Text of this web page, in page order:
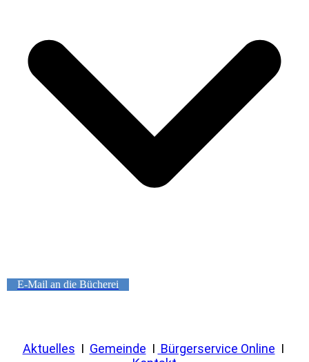
E-Mail an die Bücherei
Aktuelles I Gemeinde I Bürgerservice Online I